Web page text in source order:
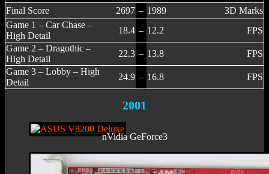
Final Score 2697 – 1989
3D Marks
Game 1 – Car Chase –
High Detail
18.4 – 12.2
FPS
Game 2 – Dragothic –
High Detail
22.3 – 13.8
FPS
Game 3 – Lobby – High
Detail
24.9 – 16.8 FPS
2001
nVidia GeForce3